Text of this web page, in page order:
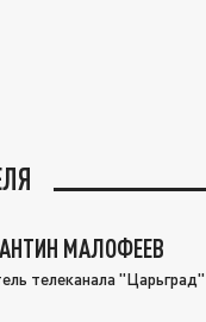
МАЛОФЕЕВ
телеканала "Царьград"